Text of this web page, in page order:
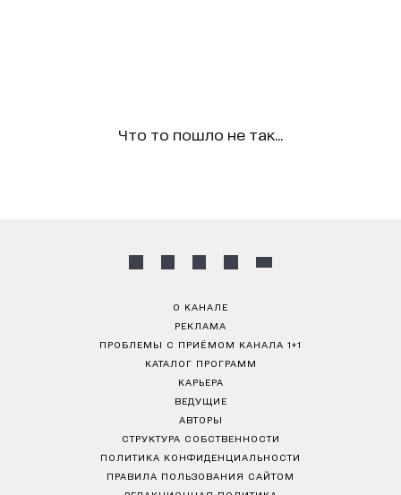
Что то пошло не так...
О КАНАЛЕ
РЕКЛАМА
ПРОБЛЕМЫ С ПРИЁМОМ КАНАЛА 1+1
КАТАЛОГ ПРОГРАММ
КАРЬЕРА
ВЕДУЩИЕ
АВТОРЫ
СТРУКТУРА СОБСТВЕННОСТИ
ПОЛИТИКА КОНФИДЕНЦИАЛЬНОСТИ
ПРАВИЛА ПОЛЬЗОВАНИЯ САЙТОМ